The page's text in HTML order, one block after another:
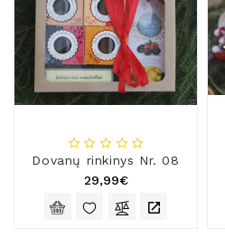
Dovanų rinkinys Nr. 08
29,99€